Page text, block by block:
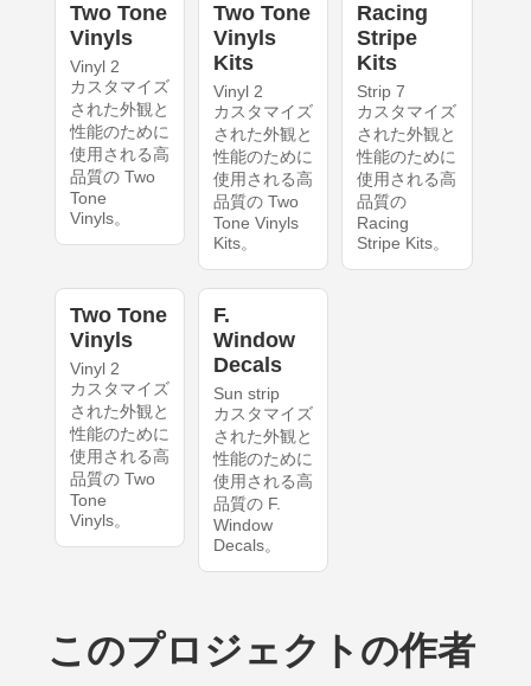
Two Tone
Vinyls
Vinyl 2
カスタマイズ
された外観と
性能のために
使用される高
品質の Two
Tone
Vinyls。
Two Tone
Vinyls
Kits
Vinyl 2
カスタマイズ
された外観と
性能のために
使用される高
品質の Two
Tone Vinyls
Kits。
Racing
Stripe
Kits
Strip 7
カスタマイズ
された外観と
性能のために
使用される高
品質の
Racing
Stripe Kits。
Two Tone
Vinyls
Vinyl 2
カスタマイズ
された外観と
性能のために
使用される高
品質の Two
Tone
Vinyls。
F.
Window
Decals
Sun strip
カスタマイズ
された外観と
性能のために
使用される高
品質の F.
Window
Decals。
このプロジェクトの作者